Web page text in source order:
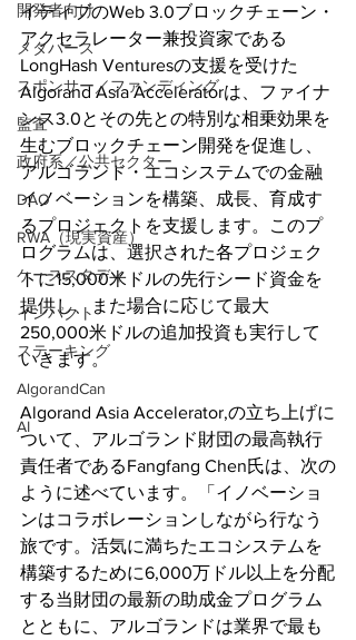
開発者向け
メタバース
スポンサー／ファンディング
監査
政府系／公共セクター
DAO
RWA（現実資産）
ケーススタディ
インパクト
ステーキング
AlgorandCan
AI
イティブのWeb 3.0ブロックチェーン・
アクセラレーター兼投資家である
LongHash Venturesの支援を受けた
Algorand Asia Acceleratorは、ファイナ
ンス3.0とその先との特別な相乗効果を
生むブロックチェーン開発を促進し、
アルゴランド・エコシステムでの金融
イノベーションを構築、成長、育成す
るプロジェクトを支援します。このプ
ログラムは、選択された各プロジェク
トに15,000米ドルの先行シード資金を
提供し、また場合に応じて最大
250,000米ドルの追加投資も実行して
いきます。
Algorand Asia Accelerator,の立ち上げに
ついて、アルゴランド財団の最高執行
責任者であるFangfang Chen氏は、次の
ように述べています。「イノベーショ
ンはコラボレーションしながら行なう
旅です。活気に満ちたエコシステムを
構築するために6,000万ドル以上を分配
する当財団の最新の助成金プログラム
とともに、アルゴランドは業界で最も